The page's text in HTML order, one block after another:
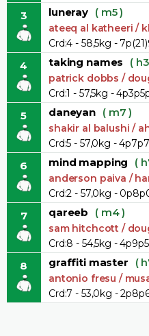
3 luneray ( m5 )
ateeq al katheeri /
Crd:4 - 58,5kg -
4 taking names (
patrick dobbs /
Crd:1 - 57,5kg -
5 daneyan ( m7 )
shakir al balushi /
Crd:5 - 57,0kg -
6 mind mapping (
anderson paiva /
Crd:2 - 57,0kg -
7 qareeb ( m4 )
sam hitchcott /
Crd:8 - 54,5kg -
8 graffiti master (
antonio fresu /
Crd:7 - 53,0kg -